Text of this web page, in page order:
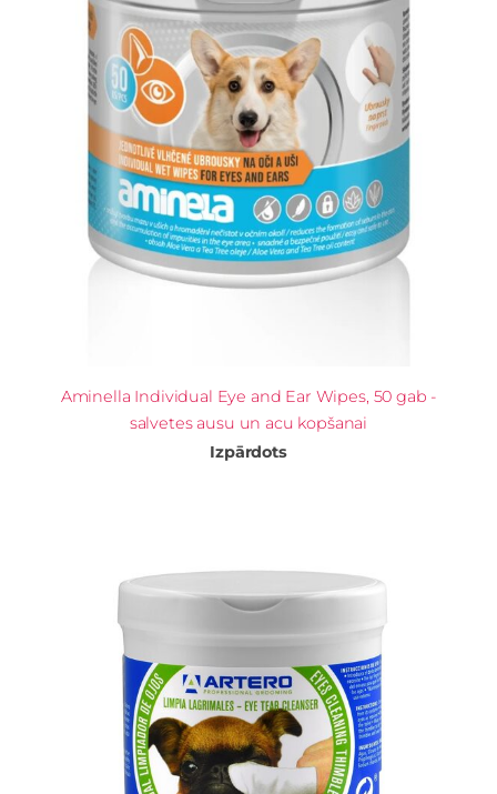
Aminella Individual Eye and Ear Wipes, 50 gab -
salvetes ausu un acu kopšanai
Izpārdots